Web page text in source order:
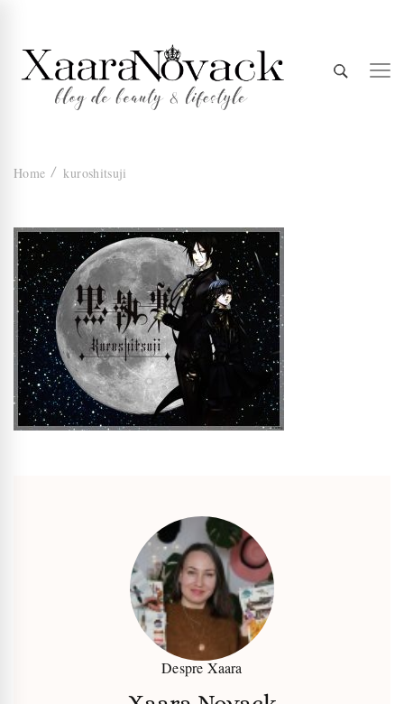
Xaara
Novack
Home kuroshitsuji
Despre Xaara